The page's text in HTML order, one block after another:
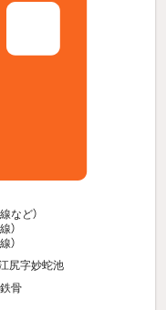
など）
）
）
尻字妙蛇池
骨